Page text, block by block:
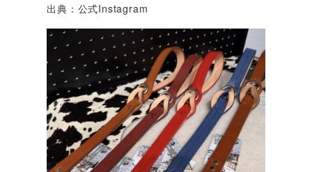
出典：公式Instagram